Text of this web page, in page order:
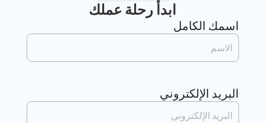
ابدأ رحلة عملك
اسمك الكامل
البريد الإلكتروني